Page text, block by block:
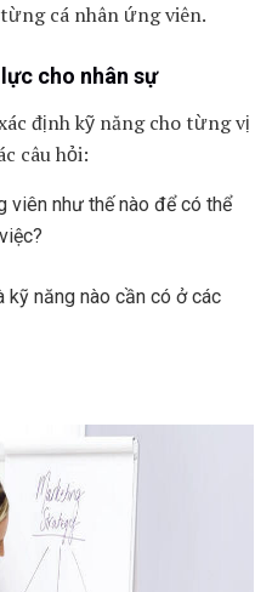
cá nhân ứng viên.
cho nhân sự
định kỹ năng cho từng vị
câu hỏi:
viên như thế nào để có thể
kỹ năng nào cần có ở các